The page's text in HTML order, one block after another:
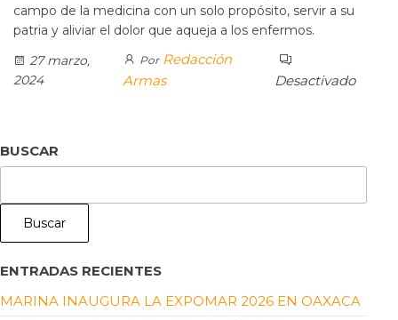
campo de la medicina con un solo propósito, servir a su
patria y aliviar el dolor que aqueja a los enfermos.
27 marzo,
2024
Por Redacción
Armas
Desactivado
BUSCAR
Buscar
ENTRADAS RECIENTES
MARINA INAUGURA LA EXPOMAR 2026 EN OAXACA